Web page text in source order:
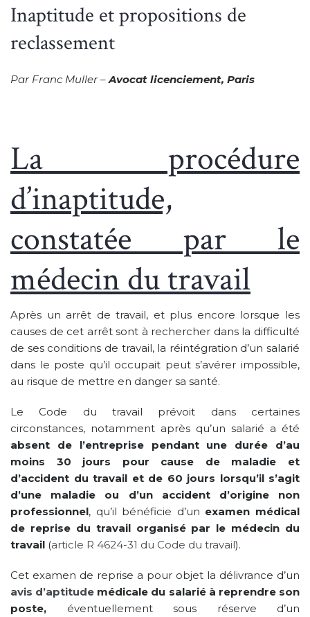
Inaptitude et propositions de
reclassement
Par Franc Muller – Avocat licenciement, Paris
La procédure
d’inaptitude,
constatée par le
médecin du travail
Après un arrêt de travail, et plus encore lorsque les
causes de cet arrêt sont à rechercher dans la difficulté
de ses conditions de travail, la réintégration d’un salarié
dans le poste qu’il occupait peut s’avérer impossible,
au risque de mettre en danger sa santé.
Le Code du travail prévoit dans certaines
circonstances, notamment après qu’un salarié a été
absent de l’entreprise pendant une durée d’au
moins 30 jours pour cause de maladie et
d’accident du travail et de 60 jours lorsqu’il s’agit
d’une maladie ou d’un accident d’origine non
professionnel, qu’il bénéficie d’un examen médical
de reprise du travail organisé par le médecin du
travail (article R 4624-31 du Code du travail).
Cet examen de reprise a pour objet la délivrance d’un
avis d’aptitude médicale du salarié à reprendre son
poste, éventuellement sous réserve d’un